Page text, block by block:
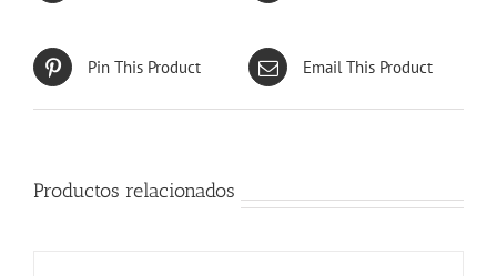
Pin This Product Email This Product
Productos relacionados